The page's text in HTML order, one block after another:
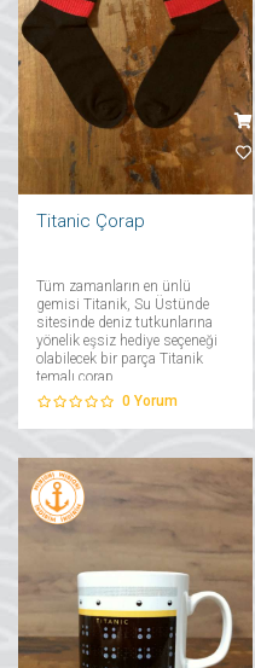
Titanic Çorap
Tüm zamanların en ünlü
gemisi Titanik, Su Üstünde
sitesinde deniz tutkunlarına
yönelik eşsiz hediye seçeneği
olabilecek bir parça Titanik
temalı çorap....
0 Yorum